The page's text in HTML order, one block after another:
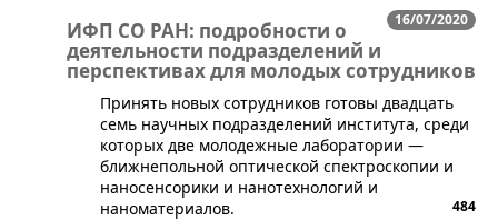
16/07/2020
ИФП СО РАН: подробности о
деятельности подразделений и
перспективах для молодых сотрудников
​Принять новых сотрудников готовы двадцать
семь научных подразделений института, среди
которых две молодежные лаборатории ―
ближнепольной оптической спектроскопии и
наносенсорики и нанотехнологий и
наноматериалов.
484